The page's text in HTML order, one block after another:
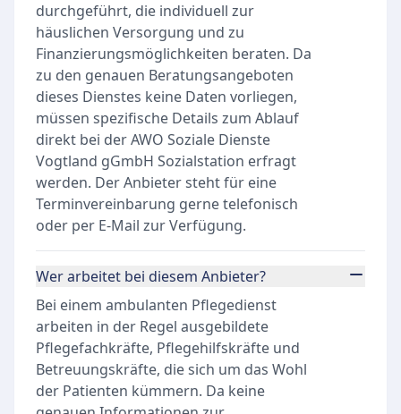
durchgeführt, die individuell zur
häuslichen Versorgung und zu
Finanzierungsmöglichkeiten beraten. Da
zu den genauen Beratungsangeboten
dieses Dienstes keine Daten vorliegen,
müssen spezifische Details zum Ablauf
direkt bei der AWO Soziale Dienste
Vogtland gGmbH Sozialstation erfragt
werden. Der Anbieter steht für eine
Terminvereinbarung gerne telefonisch
oder per E-Mail zur Verfügung.
Wer arbeitet bei diesem Anbieter?
Bei einem ambulanten Pflegedienst
arbeiten in der Regel ausgebildete
Pflegefachkräfte, Pflegehilfskräfte und
Betreuungskräfte, die sich um das Wohl
der Patienten kümmern. Da keine